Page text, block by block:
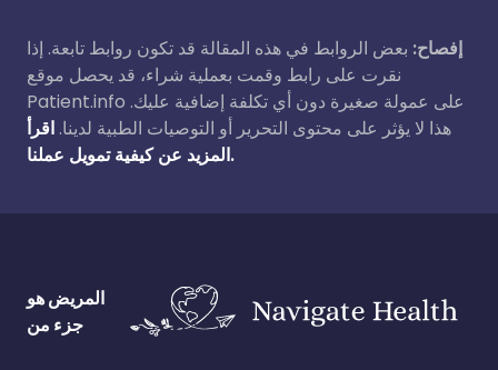
إفصاح: بعض الروابط في هذه المقالة قد تكون روابط تابعة. إذا
نقرت على رابط وقمت بعملية شراء، قد يحصل موقع
Patient.info على عمولة صغيرة دون أي تكلفة إضافية عليك.
هذا لا يؤثر على محتوى التحرير أو التوصيات الطبية لدينا. اقرأ
المزيد عن كيفية تمويل عملنا.
المريض هو
جزء من